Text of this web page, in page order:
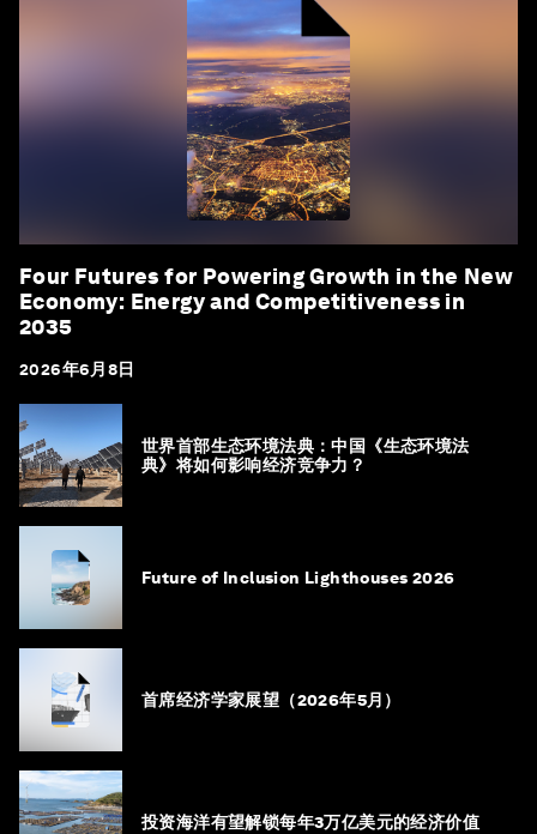
Four Futures for Powering Growth in the New
Economy: Energy and Competitiveness in
2035
2026年6月8日
世界首部生态环境法典：中国《生态环境法
典》将如何影响经济竞争力？
Future of Inclusion Lighthouses 2026
首席经济学家展望（2026年5月）
投资海洋有望解锁每年3万亿美元的经济价值